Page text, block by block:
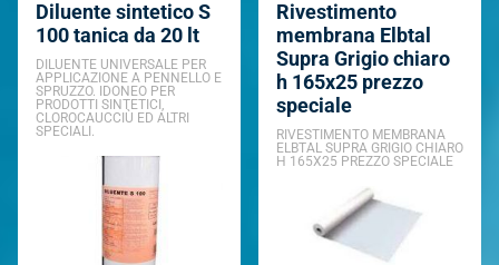
Diluente sintetico S
100 tanica da 20 lt
DILUENTE UNIVERSALE PER
APPLICAZIONE A PENNELLO E
SPRUZZO. IDONEO PER
PRODOTTI SINTETICI,
CLOROCAUCCIÙ ED ALTRI
SPECIALI.
Rivestimento
membrana Elbtal
Supra Grigio chiaro
h 165x25 prezzo
speciale
RIVESTIMENTO MEMBRANA
ELBTAL SUPRA GRIGIO CHIARO
H 165X25 PREZZO SPECIALE